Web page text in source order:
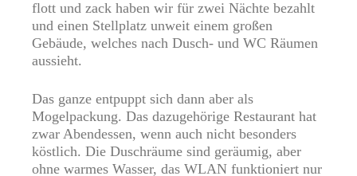
flott und zack haben wir für zwei Nächte bezahlt
und einen Stellplatz unweit einem großen
Gebäude, welches nach Dusch- und WC Räumen
aussieht.
Das ganze entpuppt sich dann aber als
Mogelpackung. Das dazugehörige Restaurant hat
zwar Abendessen, wenn auch nicht besonders
köstlich. Die Duschräume sind geräumig, aber
ohne warmes Wasser, das WLAN funktioniert nur